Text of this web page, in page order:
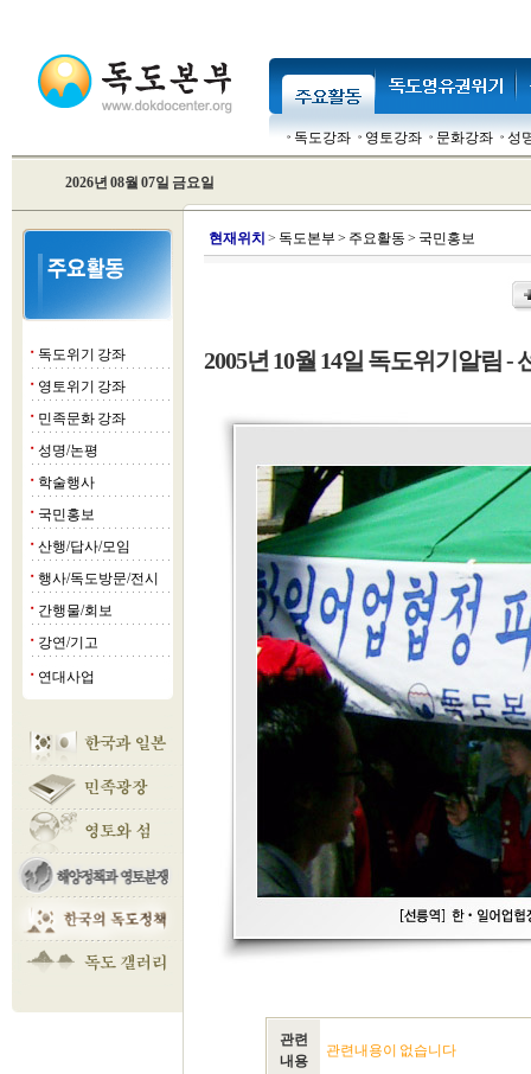
독도강좌 영토강좌 문화강좌 성
2026년 08월 07일 금요일
■ 독도위기 강좌
■ 영토위기 강좌
■ 민족문화 강좌
■ 성명/논평
■ 학술행사
■ 국민홍보
■ 산행/답사/모임
■ 행사/독도방문/전시
■ 간행물/회보
■ 강연/기고
■ 연대사업
현재위치 > 독도본부 > 주요활동 > 국민홍보
2005년 10월 14일 독도위기알림 -
관련
내용
관련내용이 없습니다